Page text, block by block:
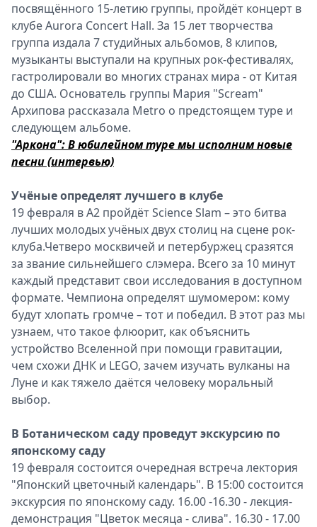
посвящённого 15-летию группы, пройдёт концерт в
клубе Aurora Concert Hall. За 15 лет творчества
группа издала 7 студийных альбомов, 8 клипов,
музыканты выступали на крупных рок-фестивалях,
гастролировали во многих странах мира - от Китая
до США. Основатель группы Мария "Scream"
Архипова рассказала Metro о предстоящем туре и
следующем альбоме.
"Аркона": В юбилейном туре мы исполним новые
песни (интервью)
Учёные определят лучшего в клубе
19 февраля в A2 пройдёт Science Slam – это битва
лучших молодых учёных двух столиц на сцене рок-
клуба.Четверо москвичей и петербуржец сразятся
за звание сильнейшего слэмера. Всего за 10 минут
каждый представит свои исследования в доступном
формате. Чемпиона определят шумомером: кому
будут хлопать громче – тот и победил. В этот раз мы
узнаем, что такое флюорит, как объяснить
устройство Вселенной при помощи гравитации,
чем схожи ДНК и LEGO, зачем изучать вулканы на
Луне и как тяжело даётся человеку моральный
выбор.
В Ботаническом саду проведут экскурсию по
японскому саду
19 февраля состоится очередная встреча лектория
"Японский цветочный календарь". В 15:00 состоится
экскурсия по японскому саду. 16.00 -16.30 - лекция-
демонстрация "Цветок месяца - слива". 16.30 - 17.00